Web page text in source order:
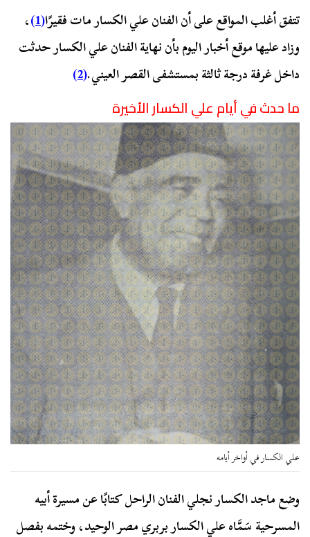
تتفق أغلب المواقع على أن الفنان علي الكسار مات فقيرًا(1) ،
وزاد عليها موقع أخبار اليوم بأن نهاية الفنان علي الكسار حدثت
داخل غرفة درجة ثالثة بمستشفى القصر العيني.(2)
ما حدث في أيام علي الكسار الأخيرة
علي الكسار في أواخر أيامه
وضع ماجد الكسار نجلي الفنان الراحل كتابًا عن مسيرة أبيه
المسرحية سَمَّاه علي الكسار بربري مصر الوحيد، وختمه بفصل